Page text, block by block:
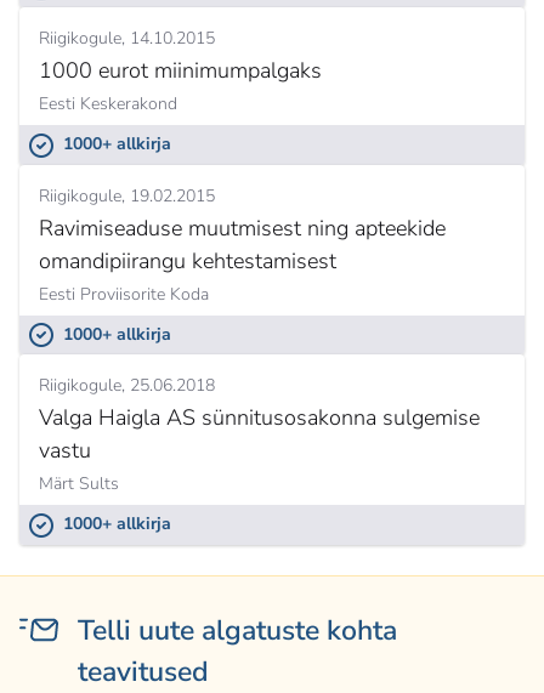
Riigikogule 14.10.2015
1000 eurot miinimumpalgaks
Eesti Keskerakond
1000+ allkirja
Riigikogule 19.02.2015
Ravimiseaduse muutmisest ning apteekide
omandipiirangu kehtestamisest
Eesti Proviisorite Koda
1000+ allkirja
Riigikogule 25.06.2018
Valga Haigla AS sünnitusosakonna sulgemise
vastu
Märt Sults
1000+ allkirja
Telli uute algatuste kohta
teavitused